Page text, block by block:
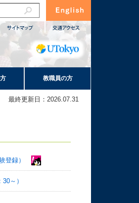
教職員の方
最終更新日：2026.07.31
登録）
～）